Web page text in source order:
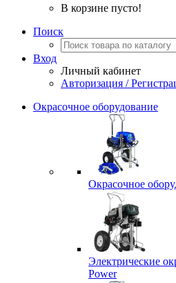
В корзине пусто!
Поиск
Вход
Личный кабинет
Авторизация /
Окрасочное оборудование
Окрасочное
Электрические
Power